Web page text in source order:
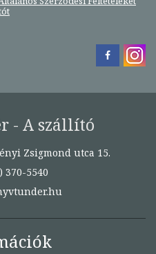
- A szállító
Zsigmond utca 15.
370-5540